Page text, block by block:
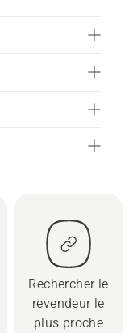
Rechercher le
revendeur le
plus proche